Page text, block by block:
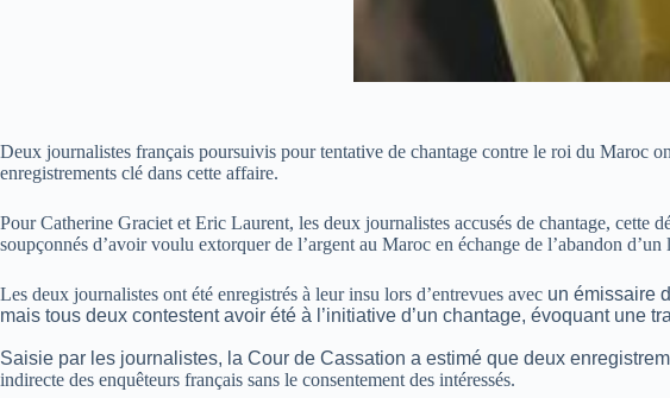
Deux journalistes français poursuivis pour tentative de chantage contre le roi du Maroc
enregistrements clé dans cette affaire.
Pour Catherine Graciet et Eric Laurent, les deux journalistes accusés de chantage, cette
soupçonnés d’avoir voulu extorquer de l’argent au Maroc en échange de l’abandon
Les deux journalistes ont été enregistrés à leur insu lors d’entrevues avec un émissaire
mais tous deux contestent avoir été à l’initiative d’un chantage, évoquant une
Saisie par les journalistes, la Cour de Cassation a estimé que deux
indirecte des enquêteurs français sans le consentement des intéressés.